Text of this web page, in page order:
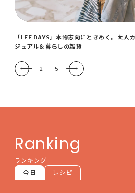
「LEE DAYS」本物志向にときめく。大人カ
ジュアル＆暮らしの雑貨
2 | 5
Ranking
ランキング
今日 レシピ